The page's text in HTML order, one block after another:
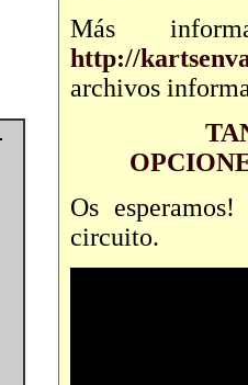
Más
http://
archivos
Os
circuito.